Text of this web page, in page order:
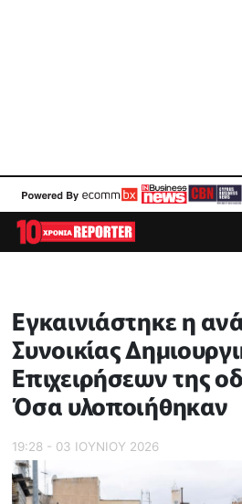
Εγκαινιάστηκε η
Συνοικίας
Επιχειρήσεων της
Όσα υλοποιήθηκαν
19:28 - 03 ΙΟΥΝΙΟΥ 2026